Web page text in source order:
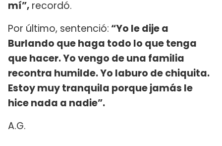
mí”, recordó.
Por último, sentenció: “Yo le dije a
Burlando que haga todo lo que tenga
que hacer. Yo vengo de una familia
recontra humilde. Yo laburo de chiquita.
Estoy muy tranquila porque jamás le
hice nada a nadie”.
A.G.